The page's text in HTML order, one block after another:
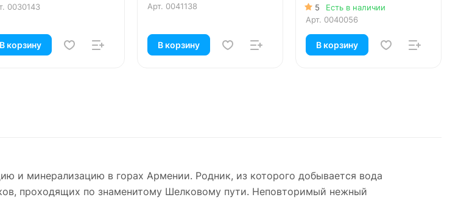
0030143
В корзину
Арт. 0041138
В корзину
5
Есть в наличии
Арт. 0040056
В корзину
и минерализацию в горах Армении. Родник, из которого добывается вода
проходящих по знаменитому Шелковому пути. Неповторимый нежный